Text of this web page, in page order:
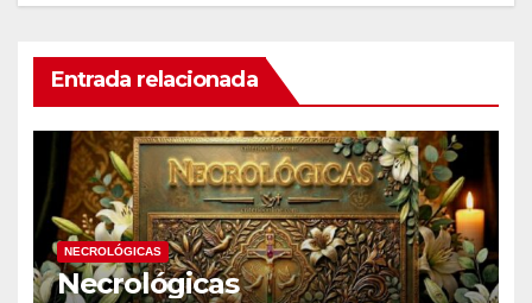
Entrada relacionada
NECROLÓGICAS
Necrológicas